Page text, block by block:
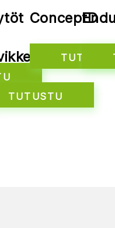
TUTUSTU
ConceptD
TUTUSTU